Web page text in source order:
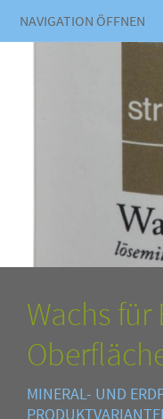
NAVIGATION ÖFFNEN
Wachs für
MINERAL- UND